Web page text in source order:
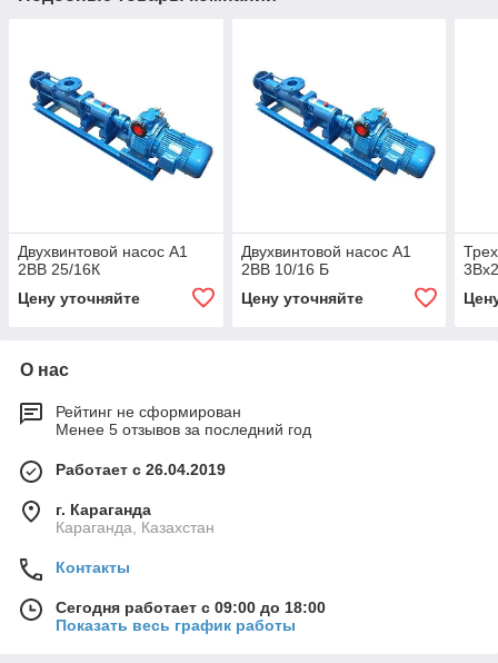
Двухвинтовой насос А1
2ВВ 25/16К
Цену уточняйте
Двухвинтовой насос А1
2ВВ 10/16 Б
Цену уточняйте
О нас
Рейтинг не сформирован
Менее 5 отзывов за последний год
Работает с 26.04.2019
г. Караганда
Караганда, Казахстан
Контакты
Сегодня работает с 09:00 до 18:00
Показать весь график работы